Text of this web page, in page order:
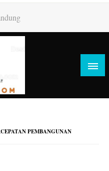
PEMBANGUNAN